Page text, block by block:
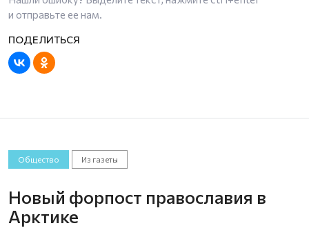
и отправьте ее нам.
Общество Из газеты
Новый форпост православия в
Арктике